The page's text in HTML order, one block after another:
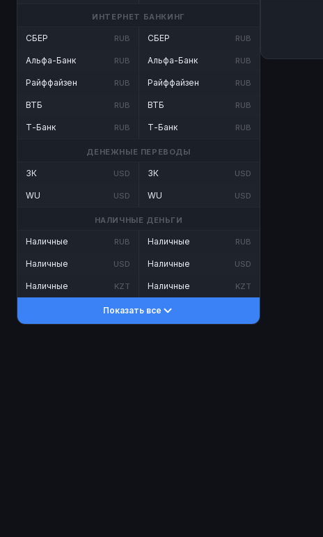
ИНТЕРНЕТ БАНКИНГ
СБЕР RUB
Альфа-Банк RUB
Райффайзен RUB
ВТБ RUB
Т-Банк RUB
СБЕР RUB
Альфа-Банк RUB
Райффайзен RUB
ВТБ RUB
Т-Банк RUB
ДЕНЕЖНЫЕ ПЕРЕВОДЫ
ЗК USD
WU USD
ЗК USD
WU USD
НАЛИЧНЫЕ ДЕНЬГИ
Наличные RUB
Наличные USD
Наличные KZT
Наличные RUB
Наличные USD
Наличные KZT
Показать все